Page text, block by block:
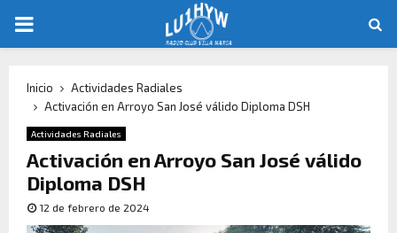
Inicio
Actividades Radiales
Activación en Arroyo San José válido Diploma DSH
Actividades Radiales
Activación en Arroyo San José válido
Diploma DSH
12 de febrero de 2024